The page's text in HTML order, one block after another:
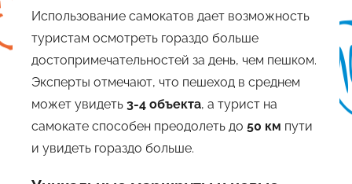
Использование самокатов дает возможность
туристам осмотреть гораздо больше
достопримечательностей за день, чем пешком.
Эксперты отмечают, что пешеход в среднем
может увидеть 3-4 объекта, а турист на
самокате способен преодолеть до 50 км пути
и увидеть гораздо больше.